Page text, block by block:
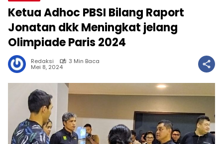
Ketua Adhoc PBSI Bilang Raport
Jonatan dkk Meningkat jelang
Olimpiade Paris 2024
Redaksi 3 Min Baca
Mei 8, 2024